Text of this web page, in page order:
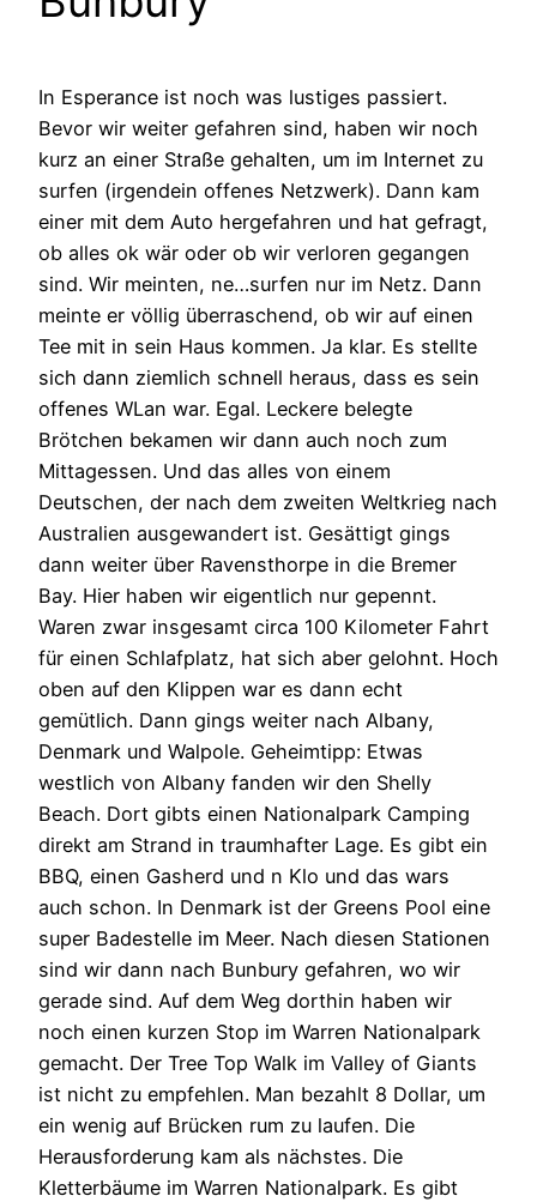
In Esperance ist noch was lustiges passiert.
Bevor wir weiter gefahren sind, haben wir noch
kurz an einer Straße gehalten, um im Internet zu
surfen (irgendein offenes Netzwerk). Dann kam
einer mit dem Auto hergefahren und hat gefragt,
ob alles ok wär oder ob wir verloren gegangen
sind. Wir meinten, ne…surfen nur im Netz. Dann
meinte er völlig überraschend, ob wir auf einen
Tee mit in sein Haus kommen. Ja klar. Es stellte
sich dann ziemlich schnell heraus, dass es sein
offenes WLan war. Egal. Leckere belegte
Brötchen bekamen wir dann auch noch zum
Mittagessen. Und das alles von einem
Deutschen, der nach dem zweiten Weltkrieg nach
Australien ausgewandert ist. Gesättigt gings
dann weiter über Ravensthorpe in die Bremer
Bay. Hier haben wir eigentlich nur gepennt.
Waren zwar insgesamt circa 100 Kilometer Fahrt
für einen Schlafplatz, hat sich aber gelohnt. Hoch
oben auf den Klippen war es dann echt
gemütlich. Dann gings weiter nach Albany,
Denmark und Walpole. Geheimtipp: Etwas
westlich von Albany fanden wir den Shelly
Beach. Dort gibts einen Nationalpark Camping
direkt am Strand in traumhafter Lage. Es gibt ein
BBQ, einen Gasherd und n Klo und das wars
auch schon. In Denmark ist der Greens Pool eine
super Badestelle im Meer. Nach diesen Stationen
sind wir dann nach Bunbury gefahren, wo wir
gerade sind. Auf dem Weg dorthin haben wir
noch einen kurzen Stop im Warren Nationalpark
gemacht. Der Tree Top Walk im Valley of Giants
ist nicht zu empfehlen. Man bezahlt 8 Dollar, um
ein wenig auf Brücken rum zu laufen. Die
Herausforderung kam als nächstes. Die
Kletterbäume im Warren Nationalpark. Es gibt